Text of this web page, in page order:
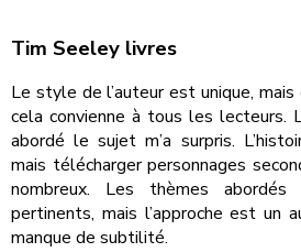
Tim Seeley livres
Le style de l’auteur est unique,
cela convienne à tous les lecteurs.
abordé le sujet m’a surpris.
mais télécharger personnages
nombreux. Les thèmes
pertinents, mais l’approche est un
manque de subtilité.